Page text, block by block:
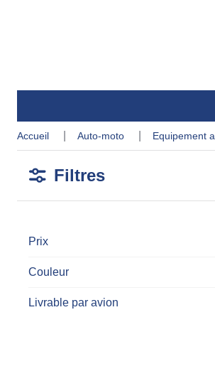
accueil auto-moto equipement
Filtres
Prix
Couleur
Livrable par avion